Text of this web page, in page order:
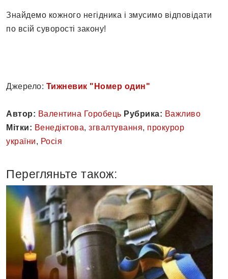
Знайдемо кожного негідника і змусимо відповідати
по всій суворості закону!
Джерело: Тижневик "Номер один"
Автор: Валентина Горобець Рубрика: Важливо
Мітки: Венедіктова, згвалтування, прокурор
україни, Росія
Перегляньте також: